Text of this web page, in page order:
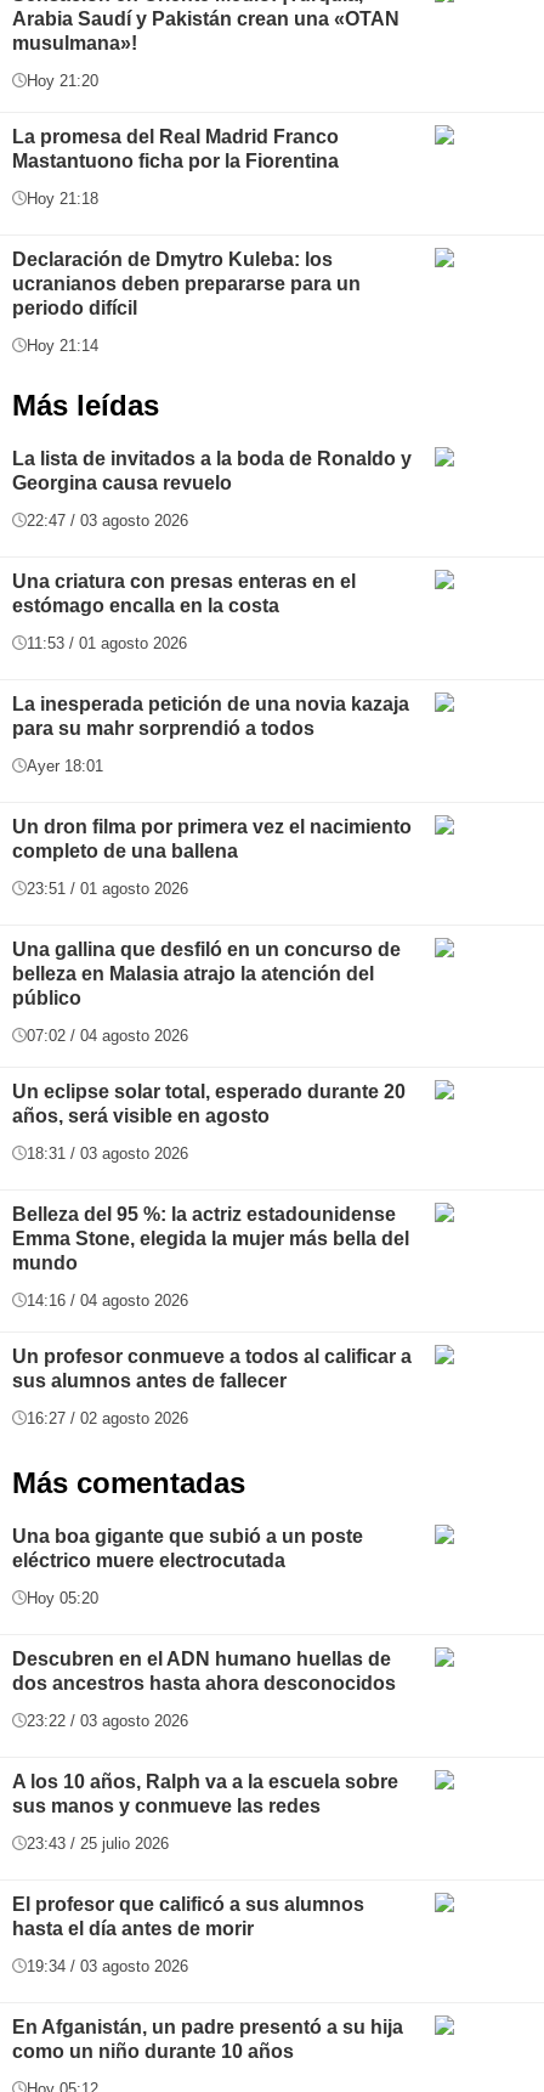
Arabia Saudí y Pakistán crean una «OTAN
musulmana»!
Hoy 21:20
La promesa del Real Madrid Franco
Mastantuono ficha por la Fiorentina
Hoy 21:18
Declaración de Dmytro Kuleba: los
ucranianos deben prepararse para un
periodo difícil
Hoy 21:14
Más leídas
La lista de invitados a la boda de Ronaldo y
Georgina causa revuelo
22:47 / 03 agosto 2026
Una criatura con presas enteras en el
estómago encalla en la costa
11:53 / 01 agosto 2026
La inesperada petición de una novia kazaja
para su mahr sorprendió a todos
Ayer 18:01
Un dron filma por primera vez el nacimiento
completo de una ballena
23:51 / 01 agosto 2026
Una gallina que desfiló en un concurso de
belleza en Malasia atrajo la atención del
público
07:02 / 04 agosto 2026
Un eclipse solar total, esperado durante 20
años, será visible en agosto
18:31 / 03 agosto 2026
Belleza del 95 %: la actriz estadounidense
Emma Stone, elegida la mujer más bella del
mundo
14:16 / 04 agosto 2026
Un profesor conmueve a todos al calificar a
sus alumnos antes de fallecer
16:27 / 02 agosto 2026
Más comentadas
Una boa gigante que subió a un poste
eléctrico muere electrocutada
Hoy 05:20
Descubren en el ADN humano huellas de
dos ancestros hasta ahora desconocidos
23:22 / 03 agosto 2026
A los 10 años, Ralph va a la escuela sobre
sus manos y conmueve las redes
23:43 / 25 julio 2026
El profesor que calificó a sus alumnos
hasta el día antes de morir
19:34 / 03 agosto 2026
En Afganistán, un padre presentó a su hija
como un niño durante 10 años